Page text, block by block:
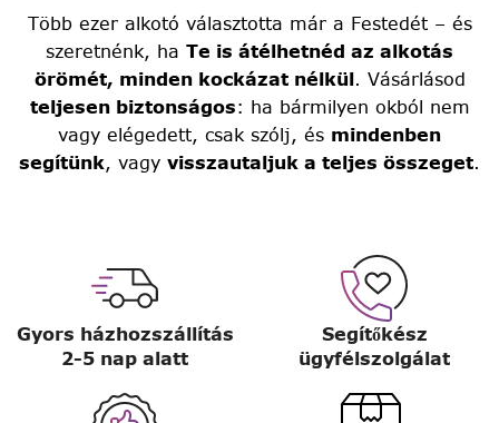
Több ezer alkotó választotta már a Festedét – és
szeretnénk, ha Te is átélhetnéd az alkotás
örömét, minden kockázat nélkül. Vásárlásod
teljesen biztonságos: ha bármilyen okból nem
vagy elégedett, csak szólj, és mindenben
segítünk, vagy visszautaljuk a teljes összeget.
Gyors házhozszállítás
2-5 nap alatt
Segítőkész
ügyfélszolgálat